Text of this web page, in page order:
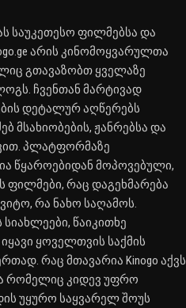
საუკეთესო ფილმებსა და
არის კინომოყვარულთა
გთავაზობთ ყველაზე
ჩვენთან მარტივად
დეტალურ აღწერებს
მსახიობების, ჟანრებსა და
პლატფორმაზე
წყაროებიდან მოპოვებული,
ფილმები, რაც დაგეხმარება
რა ნახო საღამოს.
წაიკითხე
ყოველთვის საქმის
რაც მთავარია Kinogo აქვს
რომელიც კიდევ უფრო
უყურო საყვარელ შოუს